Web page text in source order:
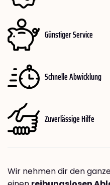
Günstiger Service
Schnelle Abwicklung
Zuverlässige Hilfe
Wir nehmen dir den